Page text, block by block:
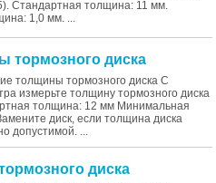
Стандартная толщина: 11 мм.
1,0 мм. ...
тормозного диска
толщины тормозного диска С
измерьте толщину тормозного диска
толщина: 12 мм Минимальная
диск, если толщина диска
допустимой. ...
диска